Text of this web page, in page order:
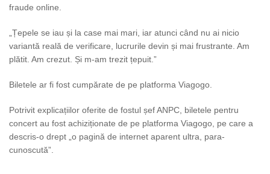
fraude online.
„Țepele se iau și la case mai mari, iar atunci când nu ai nicio
variantă reală de verificare, lucrurile devin și mai frustrante. Am
plătit. Am crezut. Și m-am trezit țepuit.”
Biletele ar fi fost cumpărate de pe platforma Viagogo.
Potrivit explicațiilor oferite de fostul șef ANPC, biletele pentru
concert au fost achiziționate de pe platforma Viagogo, pe care a
descris-o drept „o pagină de internet aparent ultra, para-
cunoscută”.